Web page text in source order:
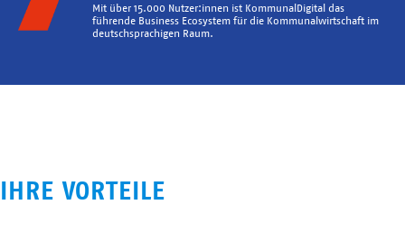
Mit über 15.000 Nutzer:innen ist KommunalDigital das
führende Business Ecosystem für die Kommunalwirtschaft im
deutschsprachigen Raum.
IHRE VORTEILE